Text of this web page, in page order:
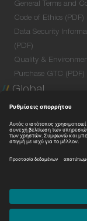
General Terms and
Code of Ethics (PDF)
Data Security
(PDF)
Quality &
Purchase GTC (PDF)
Global
Global Network
Venture Lab